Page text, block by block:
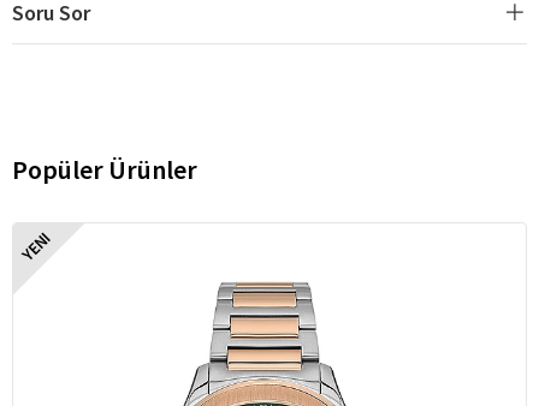
Soru Sor
Popüler Ürünler
YENI